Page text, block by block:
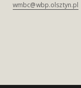
wmbc@wbp.olsztyn.pl